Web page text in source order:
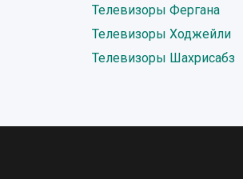
Телевизоры Фергана
Телевизоры Ходжейли
Телевизоры Шахрисабз